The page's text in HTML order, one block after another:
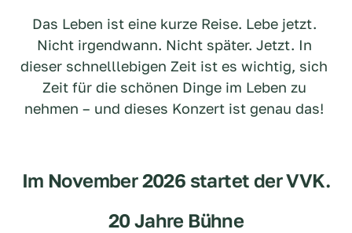
Das Leben ist eine kurze Reise. Lebe jetzt.
Nicht irgendwann. Nicht später. Jetzt. In
dieser schnelllebigen Zeit ist es wichtig, sich
Zeit für die schönen Dinge im Leben zu
nehmen – und dieses Konzert ist genau das!
Im November 2026 startet der VVK.
20 Jahre Bühne